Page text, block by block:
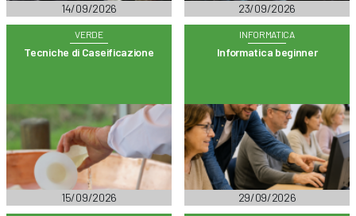
14/09/2026 23/09/2026
VERDE
Tecniche di Caseificazione
15/09/2026
INFORMATICA
Informatica beginner
29/09/2026